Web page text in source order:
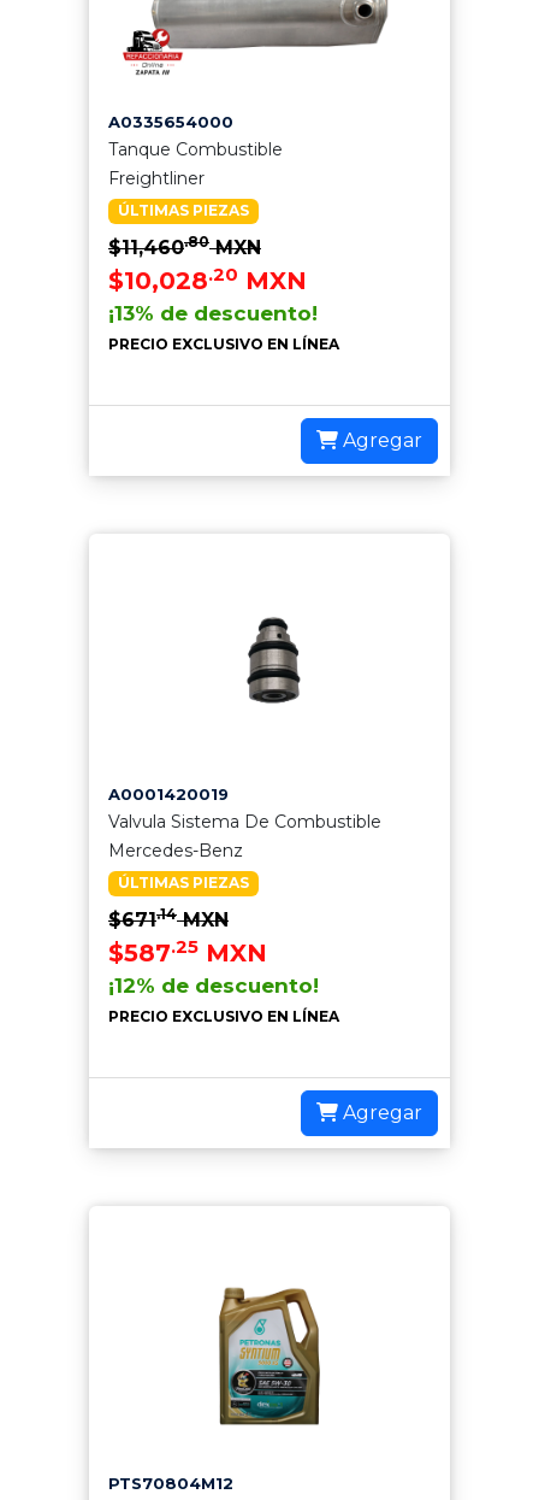
A0335654000
Tanque Combustible
Freightliner
ÚLTIMAS PIEZAS
$11,460.80MXN
$10,028.20 MXN
¡13% de descuento!
PRECIO EXCLUSIVO EN LÍNEA
Agregar
A0001420019
Valvula Sistema De Combustible
Mercedes-Benz
ÚLTIMAS PIEZAS
$671.14MXN
$587.25 MXN
¡12% de descuento!
PRECIO EXCLUSIVO EN LÍNEA
Agregar
PTS70804M12